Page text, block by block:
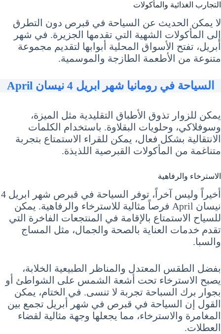
التجارب الغذائية والمأكولات
لا يمكن الحديث عن السياحة في قبرص دون التطرق
إلى المأكولات الشهية التي تقدمها الجزيرة. في شهر
أبريل، تفتح الأسواق المحلية أبوابها لتقديم مجموعة
متنوعة من الأطعمة الطازجة والموسمية.
السياحة في رومانيا شهر ابريل 4 نيسان April
يمكن للزوار تذوق الأطباق التقليدية مثل الميزة،
وسوفلاكي، وحلويات البقلاوة. باستخدام الكلمات
الانتقالية بشكل فعال، يمكن للقراء الاستمتاع بتجربة
متناغمة من المأكولات القبرصية اللذيذة.
الاسترخاء والرفاهية
أخيراً وليس آخراً، توفر السياحة في قبرص شهر ابريل 4
نيسان April فرصاً مثالية للاسترخاء والرفاهية. يمكن
للسياح الاستمتاع بالإقامة في المنتجعات الفاخرة التي
تقدم خدمات العناية بالصحة والجمال، مثل المساج
والسبا.
بفضل الطقس المعتدل والمناظر الطبيعية الخلابة،
يصبح الاسترخاء تحت أشعة الشمس على الشواطئ أو
بجوار برك السباحة تجربة لا تنسى. في الختام، يمكن
القول إن السياحة في قبرص في شهر أبريل تجمع بين
المغامرة والاسترخاء، مما يجعلها وجهة مثالية لقضاء
العطلات.